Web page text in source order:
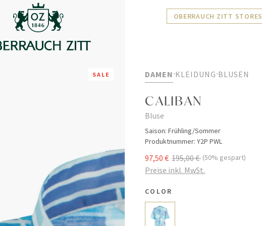
OBERRAUCH ZITT STORES
SALE DAMEN KLEIDUNG BLUSEN
CALIBAN
Bluse
Saison: Frühling/Sommer
Produktnummer:Y2P PWL
97,50 € 195,00 € (50% gespart)
Preise inkl. MwSt.
COLOR